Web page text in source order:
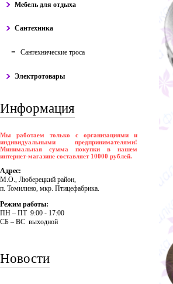
Мебель для отдыха
Сантехника
Сантехнические троса
Электротовары
Информация
Мы работаем только с организациями и
индивидуальными предпринимателями!
Минимальная сумма покупки в нашем
интернет-магазине составляет 10000 рублей.
Адрес:
М.О., Люберецкий район,
п. Томилино, мкр. Птицефабрика.
Режим работы:
ПH – ПT 9:00 - 17:00
CБ – BC выходной
Новости